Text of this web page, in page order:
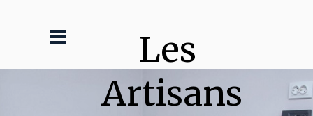
Les
Artisans